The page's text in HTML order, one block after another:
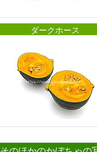
ダークホース